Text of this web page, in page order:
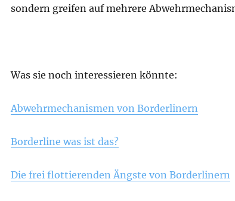
sondern greifen auf mehrere
Was sie noch interessieren könnte:
Abwehrmechanismen von Borderlinern
Borderline was ist das?
Die frei flottierenden Ängste von Borderlinern